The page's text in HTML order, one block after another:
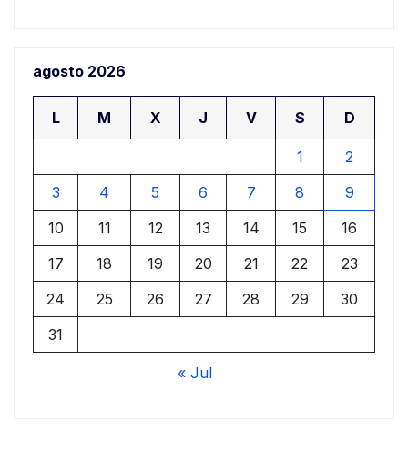
agosto 2026
L M X J V S D
1
2
3
4 5 6 7 8
9
10
11 12 13 14 15
16
17
18 19 20 21 22
23
24
25 26 27 28 29
30
31
« Jul